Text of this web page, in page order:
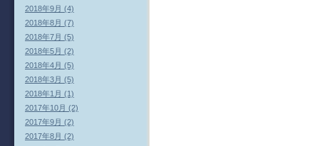
2018年9月 (4)
2018年8月 (7)
2018年7月 (5)
2018年5月 (2)
2018年4月 (5)
2018年3月 (5)
2018年1月 (1)
2017年10月 (2)
2017年9月 (2)
2017年8月 (2)